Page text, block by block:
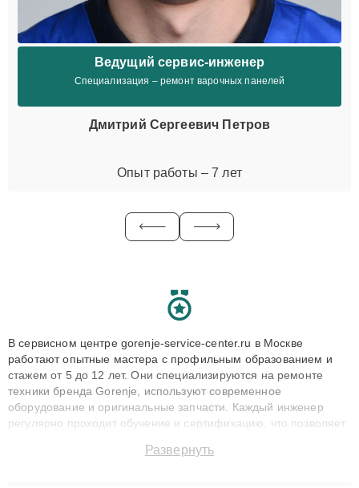
Ведущий сервис-инженер
Специализация – ремонт варочных панелей
Дмитрий Сергеевич Петров
Опыт работы – 7 лет
В сервисном центре gorenje-service-center.ru в Москве
работают опытные мастера с профильным образованием и
стажем от 5 до 12 лет. Они специализируются на ремонте
техники бренда Gorenje, используют современное
оборудование и оригинальные запчасти. Каждый инженер
регулярно проходит обучение и сертификацию, что позволяет
технику с сохранением гарантии до 3 лет. Наши мастера
Развернуть